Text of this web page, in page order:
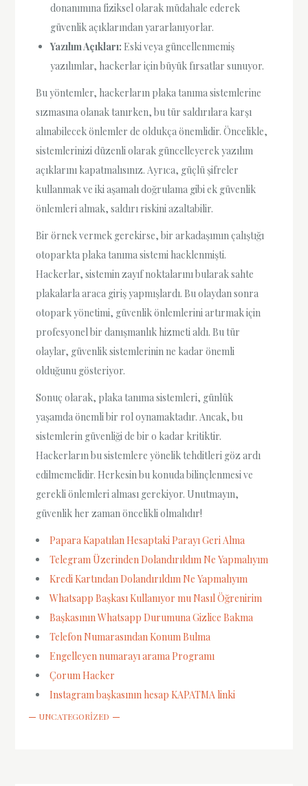
donanımına fiziksel olarak müdahale ederek
güvenlik açıklarından yararlanıyorlar.
Yazılım Açıkları: Eski veya güncellenmemiş
yazılımlar, hackerlar için büyük fırsatlar sunuyor.
Bu yöntemler, hackerların plaka tanıma sistemlerine
sızmasına olanak tanırken, bu tür saldırılara karşı
alınabilecek önlemler de oldukça önemlidir. Öncelikle,
sistemlerinizi düzenli olarak güncelleyerek yazılım
açıklarını kapatmalısınız. Ayrıca, güçlü şifreler
kullanmak ve iki aşamalı doğrulama gibi ek güvenlik
önlemleri almak, saldırı riskini azaltabilir.
Bir örnek vermek gerekirse, bir arkadaşımın çalıştığı
otoparkta plaka tanıma sistemi hacklenmişti.
Hackerlar, sistemin zayıf noktalarını bularak sahte
plakalarla araca giriş yapmışlardı. Bu olaydan sonra
otopark yönetimi, güvenlik önlemlerini artırmak için
profesyonel bir danışmanlık hizmeti aldı. Bu tür
olaylar, güvenlik sistemlerinin ne kadar önemli
olduğunu gösteriyor.
Sonuç olarak, plaka tanıma sistemleri, günlük
yaşamda önemli bir rol oynamaktadır. Ancak, bu
sistemlerin güvenliği de bir o kadar kritiktir.
Hackerların bu sistemlere yönelik tehditleri göz ardı
edilmemelidir. Herkesin bu konuda bilinçlenmesi ve
gerekli önlemleri alması gerekiyor. Unutmayın,
güvenlik her zaman öncelikli olmalıdır!
Papara Kapatılan Hesaptaki Parayı Geri Alma
Telegram Üzerinden Dolandırıldım Ne Yapmalıyım
Kredi Kartından Dolandırıldım Ne Yapmalıyım
Whatsapp Başkası Kullanıyor mu Nasıl Öğrenirim
Başkasının Whatsapp Durumuna Gizlice Bakma
Telefon Numarasından Konum Bulma
Engelleyen numarayı arama Programı
Çorum Hacker
Instagram başkasının hesap KAPATMA linki
UNCATEGORIZED